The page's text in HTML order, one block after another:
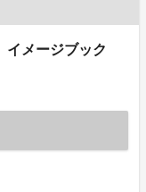
メージブック